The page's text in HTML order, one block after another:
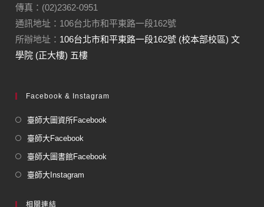
傳真：(02)2362-0951
通訊地址：106台北市和平東路一段162號
所辦地址： 106台北市和平東路一段162號 (校本部校區) 文
學院 (正大樓) 五樓
Facebook & Instagram
臺師大圖資所Facebook
臺師大Facebook
臺師大圖書館Facebook
臺師大Instagram
相關連結